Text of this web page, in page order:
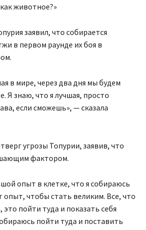
животное?»
заявил, что собирается
в первом раунде их боя в
в мире, через два дня мы будем
Я знаю, что я лучшая, просто
если сможешь», — сказала
угрозы Топурии, заявив, что
фактором.
опыт в клетке, что я собираюсь
опыт, чтобы стать великим. Все, что
пойти туда и показать себя
пойти туда и поставить